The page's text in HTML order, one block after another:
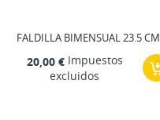
FALDILLA BIMENSUAL 23.5 CM
20,00 €Impuestos
excluidos